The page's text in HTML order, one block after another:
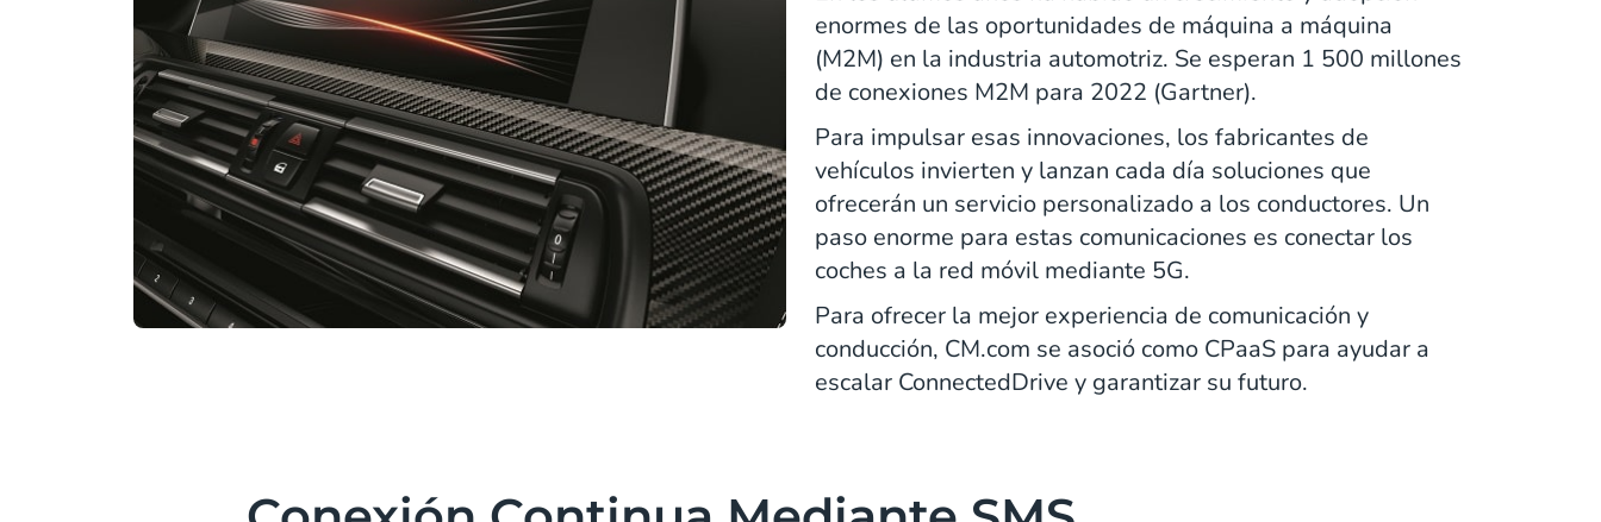
enormes de las oportunidades de máquina a máquina
(M2M) en la industria automotriz. Se esperan 1 500 millones
de conexiones M2M para 2022 (Gartner).
Para impulsar esas innovaciones, los fabricantes de
vehículos invierten y lanzan cada día soluciones que
ofrecerán un servicio personalizado a los conductores. Un
paso enorme para estas comunicaciones es conectar los
coches a la red móvil mediante 5G.
Para ofrecer la mejor experiencia de comunicación y
conducción, CM.com se asoció como CPaaS para ayudar a
escalar ConnectedDrive y garantizar su futuro.